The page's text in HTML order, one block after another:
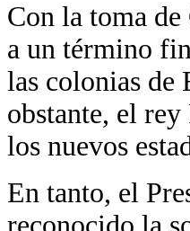
Con la toma
a un término
las colonias de
obstante, el
los nuevos
En tanto, el